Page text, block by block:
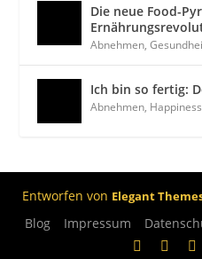
Die neue Food-
Abnehmen,
Ich bin so fertig:
Abnehmen, Happiness
Entworfen von Elegant
Blog Impressum